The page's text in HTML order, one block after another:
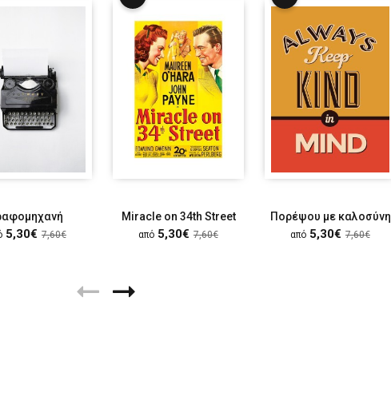
5,30€ 7,60€
Miracle on 34th Street
από 5,30€ 7,60€
Πορέψου με καλοσύνη
από 5,30€ 7,60€